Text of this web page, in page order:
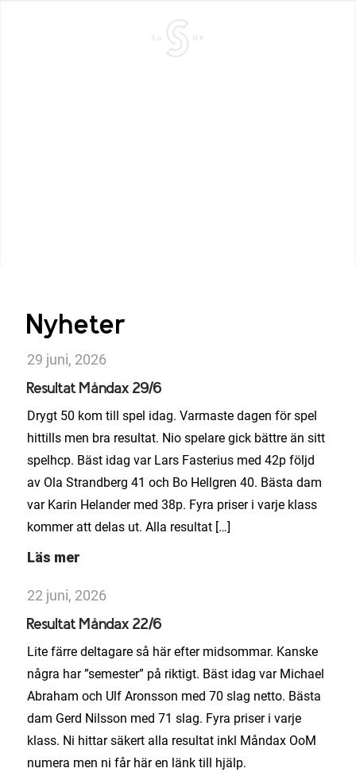
Nyheter
29 juni, 2026
Resultat Måndax 29/6
Drygt 50 kom till spel idag. Varmaste dagen för spel
hittills men bra resultat. Nio spelare gick bättre än sitt
spelhcp. Bäst idag var Lars Fasterius med 42p följd
av Ola Strandberg 41 och Bo Hellgren 40. Bästa dam
var Karin Helander med 38p. Fyra priser i varje klass
kommer att delas ut. Alla resultat […]
Läs mer
22 juni, 2026
Resultat Måndax 22/6
Lite färre deltagare så här efter midsommar. Kanske
några har ”semester” på riktigt. Bäst idag var Michael
Abraham och Ulf Aronsson med 70 slag netto. Bästa
dam Gerd Nilsson med 71 slag. Fyra priser i varje
klass. Ni hittar säkert alla resultat inkl Måndax OoM
numera men ni får här en länk till hjälp.